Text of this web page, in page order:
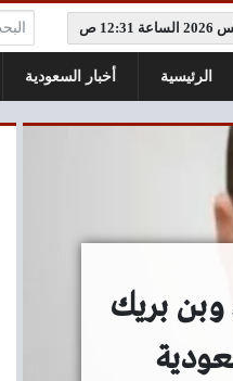
البحث:
الرئيسية أخبار السعودية
وبن بريك